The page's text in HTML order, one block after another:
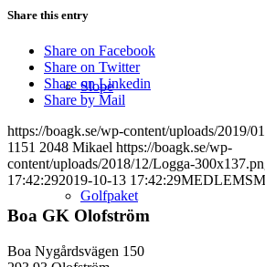
Slope
Golfpaket
Share this entry
Share on Facebook
Share on Twitter
Share on Linkedin
Share by Mail
https://boagk.se/wp-content/uploads/2019/
1151 2048 Mikael https://boagk.se/wp-
content/uploads/2018/12/Logga-
17:42:292019-10-13 17:42:29
Boa GK Olofström
Boa Nygårdsvägen 150